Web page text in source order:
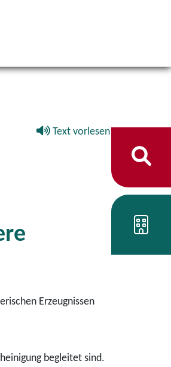
Text vorlesen
Erzeugnissen
begleitet sind.